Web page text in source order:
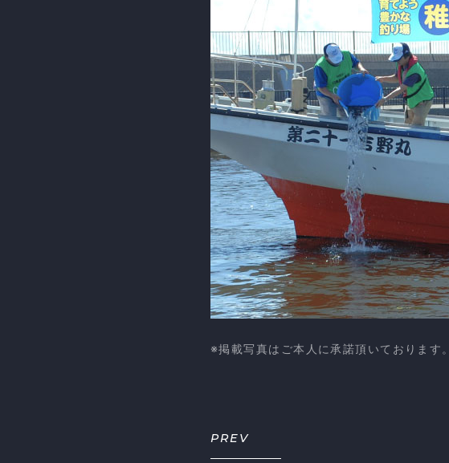
※掲載写真はご本人に承諾頂いております。
PREV